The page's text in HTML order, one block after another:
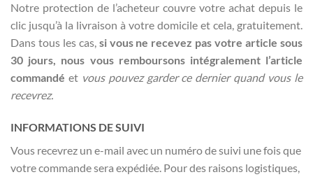
Notre protection de l’acheteur couvre votre achat depuis le
clic jusqu’à la livraison à votre domicile et cela, gratuitement.
Dans tous les cas, si vous ne recevez pas votre article sous
30 jours, nous vous remboursons intégralement l’article
commandé et vous pouvez garder ce dernier quand vous le
recevrez.
INFORMATIONS DE SUIVI
Vous recevrez un e-mail avec un numéro de suivi une fois que
votre commande sera expédiée. Pour des raisons logistiques,